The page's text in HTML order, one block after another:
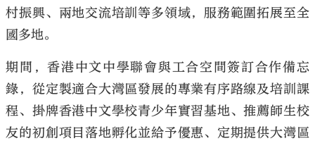
村振興、兩地交流培訓等多領域，服務範圍拓展至全
國多地。
期間，香港中文中學聯會與工合空間簽訂合作備忘
錄，從定製適合大灣區發展的專業有序路線及培訓課
程、掛牌香港中文學校青少年實習基地、推薦師生校
友的初創項目落地孵化並給予優惠、定期提供大灣區